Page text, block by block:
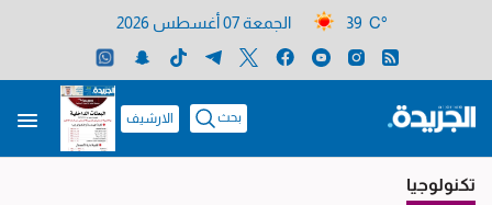
39 C° الجمعة 07 أغسطس 2026
بحث الارشيف
تكنولوجيا